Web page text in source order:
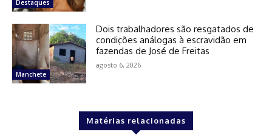
Destaques
Manchete
Dois trabalhadores são resgatados de
condições análogas à escravidão em
fazendas de José de Freitas
agosto 6, 2026
Matérias relacionadas